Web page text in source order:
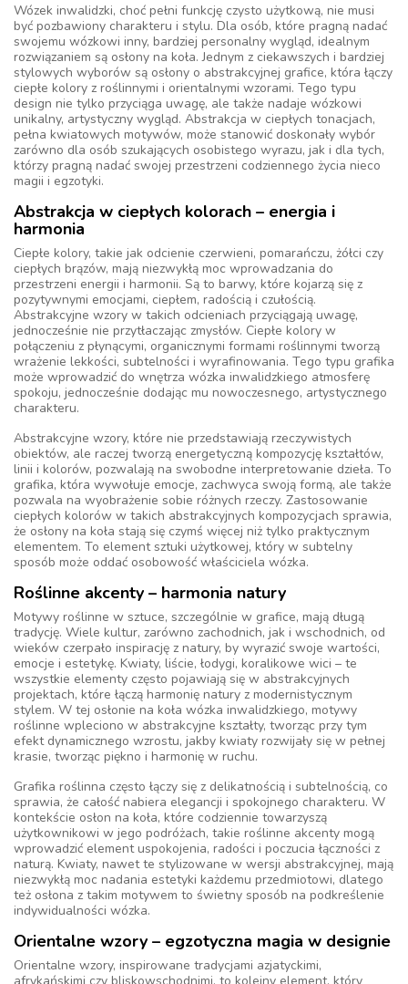
Wózek inwalidzki, choć pełni funkcję czysto użytkową, nie musi
być pozbawiony charakteru i stylu. Dla osób, które pragną nadać
swojemu wózkowi inny, bardziej personalny wygląd, idealnym
rozwiązaniem są osłony na koła. Jednym z ciekawszych i bardziej
stylowych wyborów są osłony o abstrakcyjnej grafice, która łączy
ciepłe kolory z roślinnymi i orientalnymi wzorami. Tego typu
design nie tylko przyciąga uwagę, ale także nadaje wózkowi
unikalny, artystyczny wygląd. Abstrakcja w ciepłych tonacjach,
pełna kwiatowych motywów, może stanowić doskonały wybór
zarówno dla osób szukających osobistego wyrazu, jak i dla tych,
którzy pragną nadać swojej przestrzeni codziennego życia nieco
magii i egzotyki.
Abstrakcja w ciepłych kolorach – energia i
harmonia
Ciepłe kolory, takie jak odcienie czerwieni, pomarańczu, żółci czy
ciepłych brązów, mają niezwykłą moc wprowadzania do
przestrzeni energii i harmonii. Są to barwy, które kojarzą się z
pozytywnymi emocjami, ciepłem, radością i czułością.
Abstrakcyjne wzory w takich odcieniach przyciągają uwagę,
jednocześnie nie przytłaczając zmysłów. Ciepłe kolory w
połączeniu z płynącymi, organicznymi formami roślinnymi tworzą
wrażenie lekkości, subtelności i wyrafinowania. Tego typu grafika
może wprowadzić do wnętrza wózka inwalidzkiego atmosferę
spokoju, jednocześnie dodając mu nowoczesnego, artystycznego
charakteru.
Abstrakcyjne wzory, które nie przedstawiają rzeczywistych
obiektów, ale raczej tworzą energetyczną kompozycję kształtów,
linii i kolorów, pozwalają na swobodne interpretowanie dzieła. To
grafika, która wywołuje emocje, zachwyca swoją formą, ale także
pozwala na wyobrażenie sobie różnych rzeczy. Zastosowanie
ciepłych kolorów w takich abstrakcyjnych kompozycjach sprawia,
że osłony na koła stają się czymś więcej niż tylko praktycznym
elementem. To element sztuki użytkowej, który w subtelny
sposób może oddać osobowość właściciela wózka.
Roślinne akcenty – harmonia natury
Motywy roślinne w sztuce, szczególnie w grafice, mają długą
tradycję. Wiele kultur, zarówno zachodnich, jak i wschodnich, od
wieków czerpało inspirację z natury, by wyrazić swoje wartości,
emocje i estetykę. Kwiaty, liście, łodygi, koralikowe wici – te
wszystkie elementy często pojawiają się w abstrakcyjnych
projektach, które łączą harmonię natury z modernistycznym
stylem. W tej osłonie na koła wózka inwalidzkiego, motywy
roślinne wpleciono w abstrakcyjne kształty, tworząc przy tym
efekt dynamicznego wzrostu, jakby kwiaty rozwijały się w pełnej
krasie, tworząc piękno i harmonię w ruchu.
Grafika roślinna często łączy się z delikatnością i subtelnością, co
sprawia, że całość nabiera elegancji i spokojnego charakteru. W
kontekście osłon na koła, które codziennie towarzyszą
użytkownikowi w jego podróżach, takie roślinne akcenty mogą
wprowadzić element uspokojenia, radości i poczucia łączności z
naturą. Kwiaty, nawet te stylizowane w wersji abstrakcyjnej, mają
niezwykłą moc nadania estetyki każdemu przedmiotowi, dlatego
też osłona z takim motywem to świetny sposób na podkreślenie
indywidualności wózka.
Orientalne wzory – egzotyczna magia w designie
Orientalne wzory, inspirowane tradycjami azjatyckimi,